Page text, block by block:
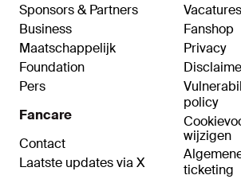
Sponsors & Partners
Business
Maatschappelijk
Foundation
Pers
Fancare
Contact
Laatste updates via X
Vacatures
Fanshop
Privacy
policy
wijzigen
ticketing